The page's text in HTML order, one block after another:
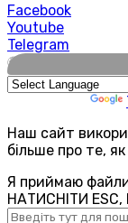
Facebook
Youtube
Telegram
🌍
Наш сайт
більше про те,
Я приймаю
НАТИСНІТИ